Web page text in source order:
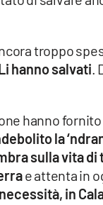
troppo
hanno salvati.
hanno fornito
la
sulla vita
e attenta in
in